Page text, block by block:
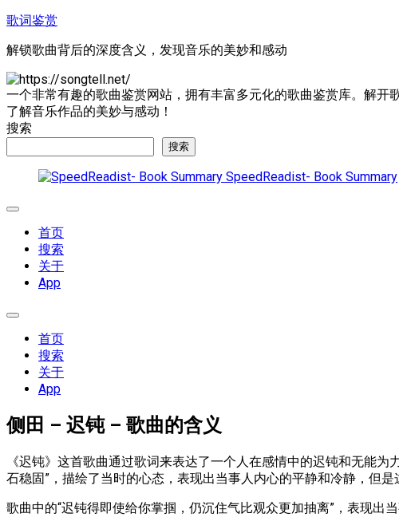
跳
内
容
歌词鉴赏
解锁歌曲背后的深度含义，发现音乐的美妙和感动
一个非常有趣的歌曲鉴赏网站，拥有丰富多元化的歌曲鉴赏库。解
了解音乐作品的美妙与感动！
搜索
搜索
SpeedReadist- Book Summary
展
首页
搜索
关于
App
展
首页
搜索
关于
App
侧田 – 迟钝 – 歌曲的含义
《迟钝》这首歌曲通过歌词来表达了一个人在感情中的迟钝和无能
石稳固”，描绘了当时的心态，表现出当事人内心的平静和冷静，但是
歌曲中的“迟钝得即使给你掌掴，仍沉住气比观众更加抽离”，表现出